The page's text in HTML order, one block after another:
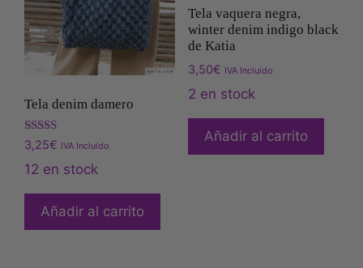
Tela denim damero
Valorado
con
5.00
de 5
3,25€ IVA Incluído
12 en stock
Añadir al carrito
Tela vaquera negra,
winter denim indigo black
de Katia
3,50€ IVA Incluído
2 en stock
Añadir al carrito